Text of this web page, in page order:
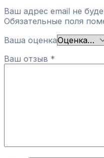
Ваш адрес email не
Обязательные поля
Ваша оценка
Ваш отзыв *